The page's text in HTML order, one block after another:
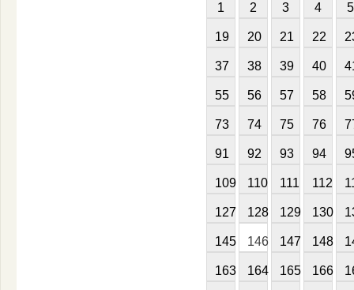
1 2 3 4 5
19 20 21 22
37 38 39 40
55 56 57 58
73 74 75 76
91 92 93 94
109 110 111 112
127 128 129 130
145 146 147 148
163 164 165 166